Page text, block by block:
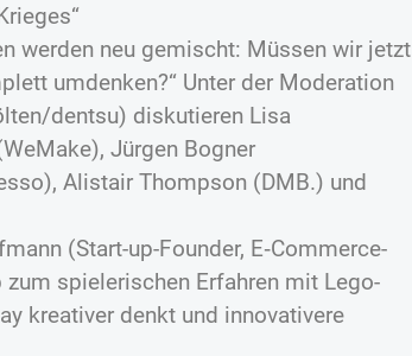
werden neu gemischt: Müssen wir jetzt
umdenken?“ Unter der Moderation
dentsu) diskutieren Lisa
Jürgen Bogner
Alistair Thompson (DMB.) und
(Start-up-Founder, E‑Commerce-
spielerischen Erfahren mit Lego-
kreativer denkt und innovativere